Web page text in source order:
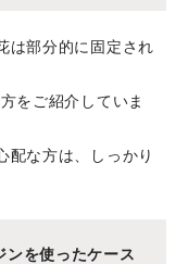
は部分的に固定され
をご紹介していま
配な方は、しっかり
ンを使ったケース